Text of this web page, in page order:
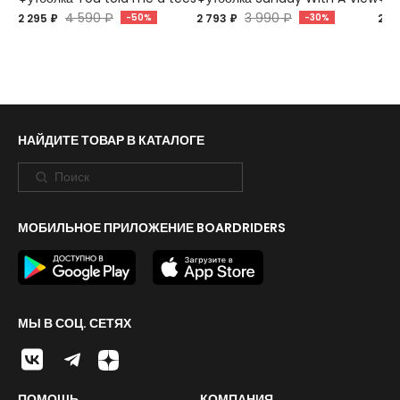
2 295 ₽ 4 590 ₽ -50% 2 793 ₽ 3 990 ₽ -30% 2
НАЙДИТЕ ТОВАР В КАТАЛОГЕ
МОБИЛЬНОЕ ПРИЛОЖЕНИЕ BOARDRIDERS
МЫ В СОЦ. СЕТЯХ